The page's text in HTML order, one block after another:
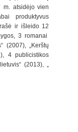
m. atsidėjo vien
produktyvus
ir išleido 12
3 romanai
(2007), „Kerštų
4 publicistikos
(2013), „